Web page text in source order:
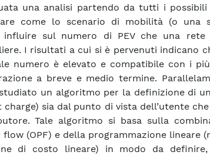
una analisi partendo da tutti i
come lo scenario di mobilità (o una
influire sul numero di PEV che una
I risultati a cui si è pervenuti indicano
numero è elevato e compatibile con i
a breve e medio termine.
un algoritmo per la definizione di
charge) sia dal punto di vista dell’utente
Tale algoritmo si basa sulla
flow (OPF) e della programmazione lineare
di costo lineare) in modo da